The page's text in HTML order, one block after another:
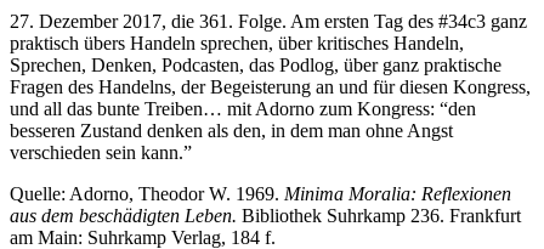
27. Dezember 2017, die 361. Folge. Am ersten Tag des #34c3 ganz
praktisch übers Handeln sprechen, über kritisches Handeln,
Sprechen, Denken, Podcasten, das Podlog, über ganz praktische
Fragen des Handelns, der Begeisterung an und für diesen Kongress,
und all das bunte Treiben… mit Adorno zum Kongress: “den
besseren Zustand denken als den, in dem man ohne Angst
verschieden sein kann.”
Quelle: Adorno, Theodor W. 1969. Minima Moralia: Reflexionen
aus dem beschädigten Leben. Bibliothek Suhrkamp 236. Frankfurt
am Main: Suhrkamp Verlag, 184 f.